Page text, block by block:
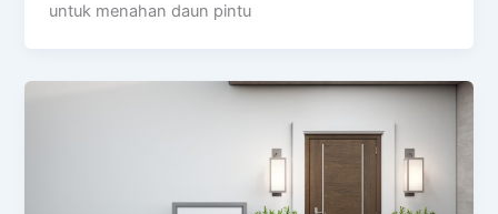
untuk menahan daun pintu